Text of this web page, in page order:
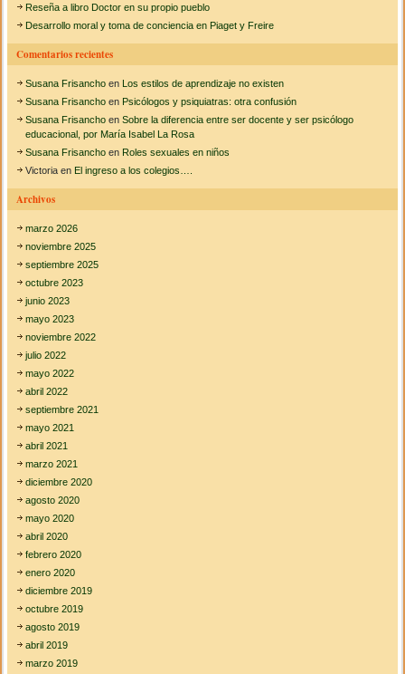
Reseña a libro Doctor en su propio pueblo
Desarrollo moral y toma de conciencia en Piaget y Freire
Comentarios recientes
Susana Frisancho enLos estilos de aprendizaje no existen
Susana Frisancho enPsicólogos y psiquiatras: otra confusión
Susana Frisancho enSobre la diferencia entre ser docente y ser psicólogo
educacional, por María Isabel La Rosa
Susana Frisancho enRoles sexuales en niños
Victoria enEl ingreso a los colegios….
Archivos
marzo 2026
noviembre 2025
septiembre 2025
octubre 2023
junio 2023
mayo 2023
noviembre 2022
julio 2022
mayo 2022
abril 2022
septiembre 2021
mayo 2021
abril 2021
marzo 2021
diciembre 2020
agosto 2020
mayo 2020
abril 2020
febrero 2020
enero 2020
diciembre 2019
octubre 2019
agosto 2019
abril 2019
marzo 2019